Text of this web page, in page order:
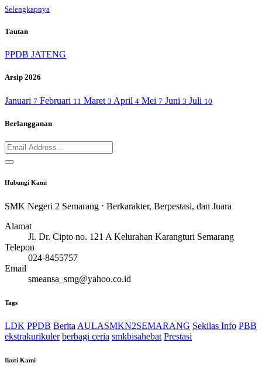
Selengkapnya
Tautan
PPDB JATENG
Arsip 2026
Januari 7 Februari 11 Maret 3 April 4 Mei 7 Juni 3 Juli 10
Berlangganan
Hubungi Kami
SMK Negeri 2 Semarang ⋅ Berkarakter, Berpestasi, dan Juara
Alamat
Jl. Dr. Cipto no. 121 A Kelurahan Karangturi Semarang
Telepon
024-8455757
Email
smeansa_smg@yahoo.co.id
Tags
LDK PPDB Berita AULASMKN2SEMARANG Sekilas Info PBB
ekstrakurikuler berbagi ceria smkbisahebat Prestasi
Ikuti Kami